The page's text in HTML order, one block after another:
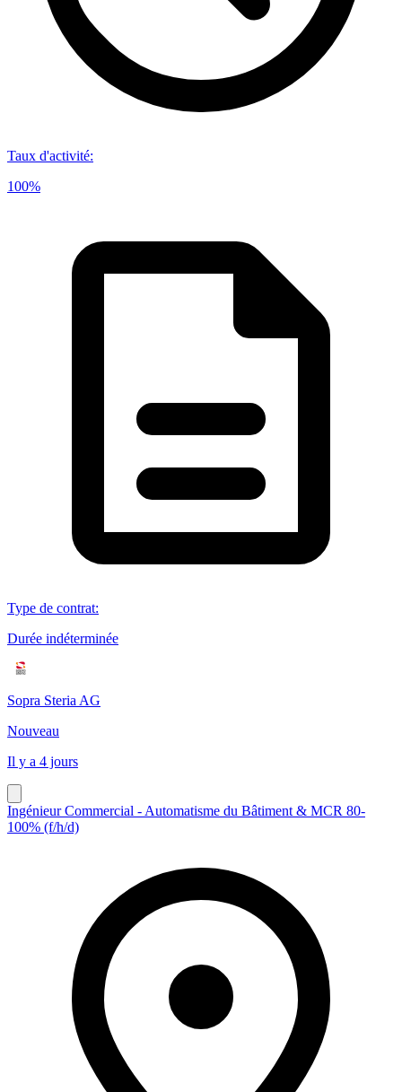
Taux d'activité:
100%
Type de contrat:
Durée indéterminée
Sopra Steria AG
Nouveau
Il y a 4 jours
Ingénieur Commercial - Automatisme du Bâtiment & MCR 80-
100% (f/h/d)